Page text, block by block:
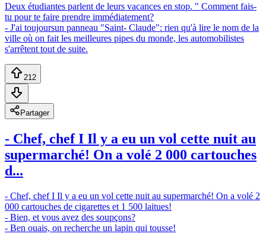
Deux étudiantes parlent de leurs vacances en stop. " Comment fais-
tu pour te faire prendre immédiatement?
- J'ai toujoursun panneau "Saint- Claude": rien qu'à lire le nom de la
ville où on fait les meilleures pipes du monde, les automobilistes
s'arrêtent tout de suite.
212
Partager
- Chef, chef I Il y a eu un vol cette nuit au
supermarché! On a volé 2 000 cartouches
d...
- Chef, chef I Il y a eu un vol cette nuit au supermarché! On a volé 2
000 cartouches de cigarettes et 1 500 laitues!
- Bien, et vous avez des soupçons?
- Ben ouais, on recherche un lapin qui tousse!